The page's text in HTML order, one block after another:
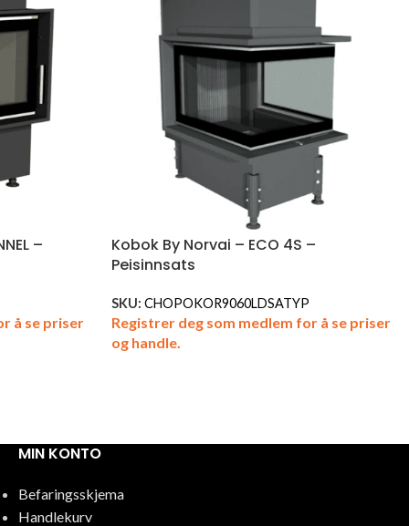
–
å se priser
Kobok By Norvai – ECO 4S –
Peisinnsats
SKU: CHOPOKOR9060LDSATYP
Registrer deg som medlem for å se priser
og handle.
MIN KONTO
Befaringsskjema
Handlekurv